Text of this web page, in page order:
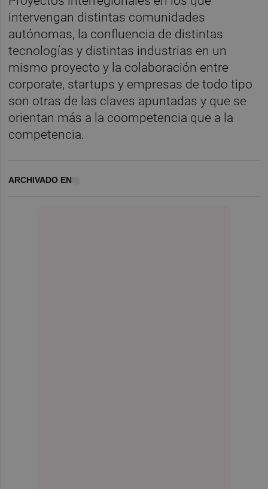
intervengan distintas comunidades
autónomas, la confluencia de distintas
tecnologías y distintas industrias en un
mismo proyecto y la colaboración entre
corporate, startups y empresas de todo tipo
son otras de las claves apuntadas y que se
orientan más a la coompetencia que a la
competencia.
ARCHIVADO EN